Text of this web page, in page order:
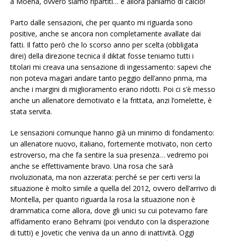
Parto dalle sensazioni, che per quanto mi riguarda sono
positive, anche se ancora non completamente avallate dai
fatti. Il fatto però che lo scorso anno per scelta (obbligata
direi) della direzione tecnica il diktat fosse teniamo tutti i
titolari mi creava una sensazione di ingessamento: sapevi che
non poteva magari andare tanto peggio dell’anno prima, ma
anche i margini di miglioramento erano ridotti. Poi ci s’è messo
anche un allenatore demotivato e la frittata, anzi l’omelette, è
stata servita.
Le sensazioni comunque hanno già un minimo di fondamento:
un allenatore nuovo, italiano, fortemente motivato, non certo
estroverso, ma che fa sentire la sua presenza… vedremo poi
anche se effettivamente bravo. Una rosa che sarà
rivoluzionata, ma non azzerata: perché se per certi versi la
situazione è molto simile a quella del 2012, ovvero dell’arrivo di
Montella, per quanto riguarda la rosa la situazione non è
drammatica come allora, dove gli unici su cui potevamo fare
affidamento erano Behrami (poi venduto con la disperazione
di tutti) e Jovetic che veniva da un anno di inattività. Oggi